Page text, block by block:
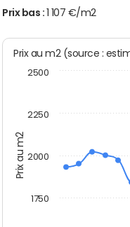
Prix bas : 1 107 €/m2
Prix au m2
Prix au m2 (source
2000
1750
2250
2500